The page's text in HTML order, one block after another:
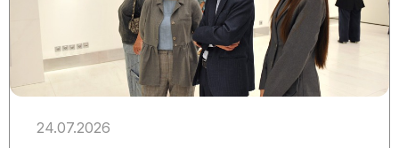
24.07.2026